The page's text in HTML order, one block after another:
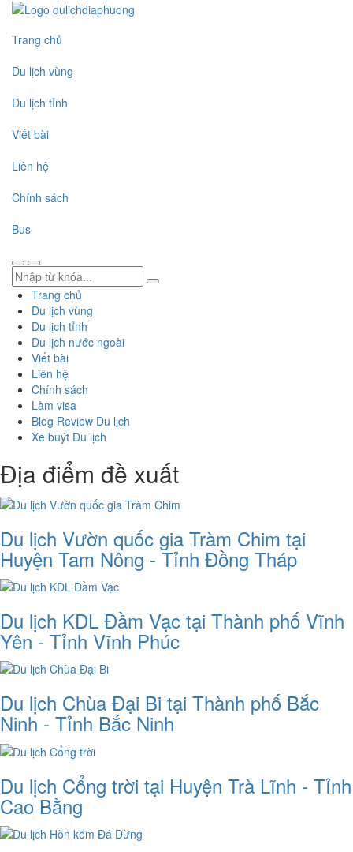
Trang chủ
Du lịch vùng
Du lịch tỉnh
Viết bài
Liên hệ
Chính sách
Bus
Trang chủ
Du lịch vùng
Du lịch tỉnh
Du lịch nước ngoài
Viết bài
Liên hệ
Chính sách
Làm visa
Blog Review Du lịch
Xe buýt Du lịch
Địa điểm đề xuất
Du lịch Vườn quốc gia Tràm Chim tại
Huyện Tam Nông - Tỉnh Đồng Tháp
Du lịch KDL Đầm Vạc tại Thành phố Vĩnh
Yên - Tỉnh Vĩnh Phúc
Du lịch Chùa Đại Bi tại Thành phố Bắc
Ninh - Tỉnh Bắc Ninh
Du lịch Cổng trời tại Huyện Trà Lĩnh - Tỉnh
Cao Bằng